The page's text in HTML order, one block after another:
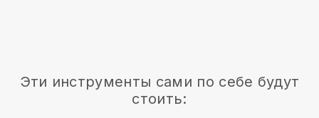
Эти инструменты сами по себе будут
стоить: